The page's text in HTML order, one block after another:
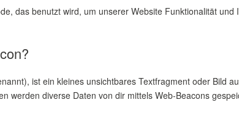
das benutzt wird, um unserer Website Funktionalität
ist ein kleines unsichtbares Textfragment oder Bild
werden diverse Daten von dir mittels Web-Beacons